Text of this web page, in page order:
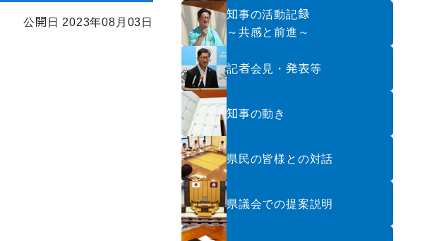
公開日 2023年08月03日
知事の活動記録
～共感と前進～
記者会見・発表等
知事の動き
県民の皆様との対話
県議会での提案説明